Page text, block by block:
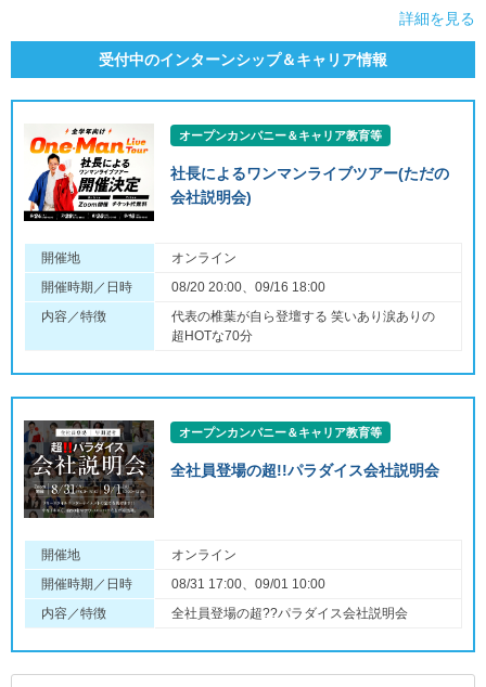
詳細を見る
受付中のインターンシップ＆キャリア情報
オープンカンパニー＆キャリア教育等
社長によるワンマンライブツアー(ただの
会社説明会)
開催地
オンライン
開催時期／日時
08/20 20:00、09/16 18:00
内容／特徴
代表の椎葉が自ら登壇する 笑いあり涙ありの
超HOTな70分
オープンカンパニー＆キャリア教育等
全社員登場の超!!パラダイス会社説明会
開催地
オンライン
開催時期／日時
08/31 17:00、09/01 10:00
内容／特徴
全社員登場の超??パラダイス会社説明会